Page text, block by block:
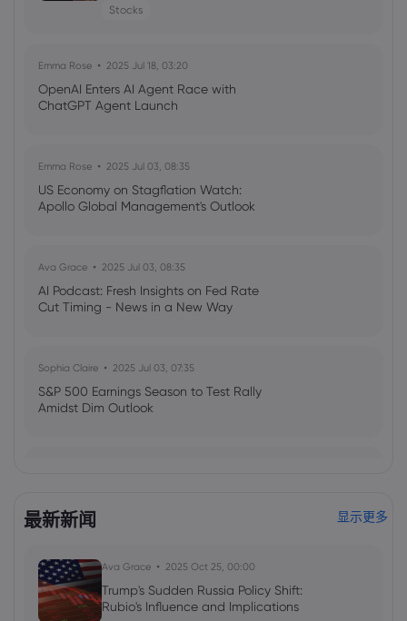
Stocks
Emma Rose 2025 Jul 18, 03:20
OpenAI Enters AI Agent Race with
ChatGPT Agent Launch
Emma Rose 2025 Jul 03, 08:35
US Economy on Stagflation Watch:
Apollo Global Management's Outlook
Ava Grace 2025 Jul 03, 08:35
AI Podcast: Fresh Insights on Fed Rate
Cut Timing - News in a New Way
Sophia Claire 2025 Jul 03, 07:35
S&P 500 Earnings Season to Test Rally
Amidst Dim Outlook
最新新闻 显示更多
Ava Grace 2025 Oct 25, 00:00
Trump's Sudden Russia Policy Shift:
Rubio's Influence and Implications